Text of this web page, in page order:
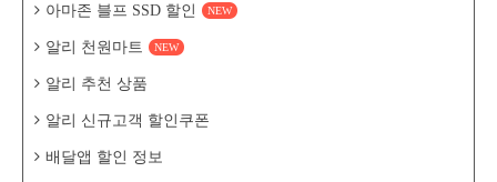
아마존 블프 SSD 할인 NEW
알리 천원마트 NEW
알리 추천 상품
알리 신규고객 할인쿠폰
배달앱 할인 정보